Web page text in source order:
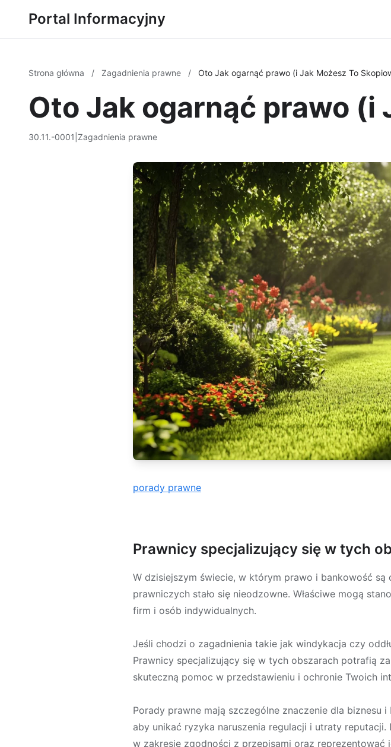
Portal Informacyjny
Strona główna / Zagadnienia prawne / Oto Jak ogarnąć prawo (i Jak Możesz To
Oto Jak ogarnąć prawo (i
30.11.-0001 Zagadnienia prawne
porady prawne
Prawnicy specjalizujący się w tych
W dzisiejszym świecie, w którym prawo i bankowość
prawniczych stało się nieodzowne. Właściwe mogą
firm i osób indywidualnych.
Jeśli chodzi o zagadnienia takie jak windykacja czy
Prawnicy specjalizujący się w tych obszarach potrafią
skuteczną pomoc w przedstawieniu i ochronie Twoich
Porady prawne mają szczególne znaczenie dla
aby unikać ryzyka naruszenia regulacji i utraty
w zakresie zgodności z przepisami oraz